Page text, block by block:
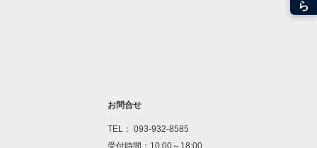
お問合せ
TEL： 093-932-8585
受付時間：10:00～18:00